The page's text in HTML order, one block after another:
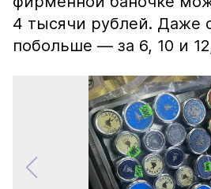
4 тысячи рублей. Даже
побольше — за 6, 10 и